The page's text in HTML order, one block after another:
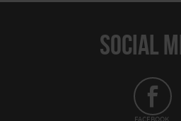
SOCIAL